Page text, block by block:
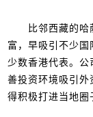
比邻西藏的哈萨
富，早吸引不少
少数香港代表。
善投资环境吸引外
得积极打进当地圈